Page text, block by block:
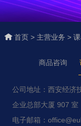
首页 > 主营业务 >
商品咨询
公司地址：西安经济
企业总部大厦 907 室
电子邮箱：